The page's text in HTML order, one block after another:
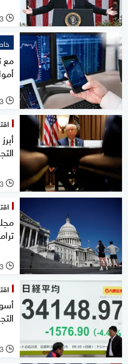
l 3 أبريل 2025
مع
l 3 أبريل 2025
l 3 أبريل 2025
l 3 أبريل 2025
l 3 أبريل 2025